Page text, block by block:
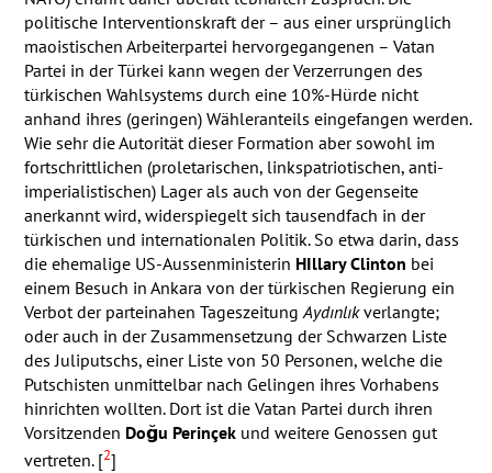
politische Interventionskraft der – aus einer ursprünglich
maoistischen Arbeiterpartei hervorgegangenen – Vatan
Partei in der Türkei kann wegen der Verzerrungen des
türkischen Wahlsystems durch eine 10%-Hürde nicht
anhand ihres (geringen) Wähleranteils eingefangen werden.
Wie sehr die Autorität dieser Formation aber sowohl im
fortschrittlichen (proletarischen, linkspatriotischen, anti-
imperialistischen) Lager als auch von der Gegenseite
anerkannt wird, widerspiegelt sich tausendfach in der
türkischen und internationalen Politik. So etwa darin, dass
die ehemalige US-Aussenministerin HIllary Clinton bei
einem Besuch in Ankara von der türkischen Regierung ein
Verbot der parteinahen TageszeitungAydınlıkverlangte;
oder auch in der Zusammensetzung der Schwarzen Liste
des Juliputschs, einer Liste von 50 Personen, welche die
Putschisten unmittelbar nach Gelingen ihres Vorhabens
hinrichten wollten. Dort ist die Vatan Partei durch ihren
Vorsitzenden Doğu Perinçekund weitere Genossen gut
vertreten. [2]